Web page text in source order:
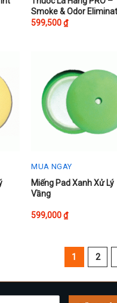
Smoke & Odor
F-17
599,500₫
MUA NGAY
Miếng Pad Xanh Xử Lý
Vầng
599,000₫
1 2